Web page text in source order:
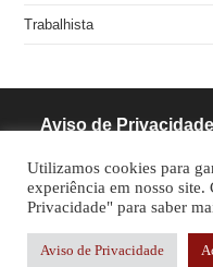
Trabalhista
Aviso de Privacidade
RODRIGUES
CNPJ: 05.462.770/
Utilizamos cookies para
experiência em nosso
Privacidade" para saber
Aviso de Privacidade